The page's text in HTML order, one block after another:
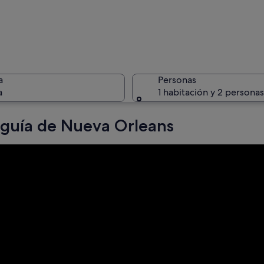
Personas
1 habitación y 2 personas
de Nueva Orleans